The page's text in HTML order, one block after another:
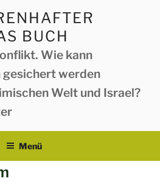
BUCH
Wie kann
gesichert werden
Welt und Israel?
Menü